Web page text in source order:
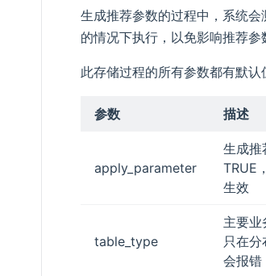
生成推荐参数的过程中，系统
的情况下执行，以免影响推荐参
此存储过程的所有参数都有默认
参数 描述
apply_parameter
生成推
TRUE
生效
table_type
主要
只在
会报错